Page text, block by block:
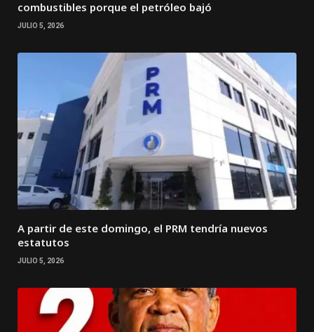
combustibles porque el petróleo bajó
JULIO 5, 2026
A partir de este domingo, el PRM tendría nuevos
estatutos
JULIO 5, 2026